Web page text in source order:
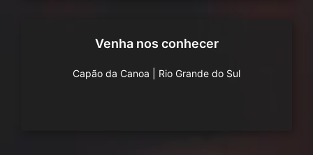
Venha nos conhecer
Capão da Canoa Rio Grande do Sul